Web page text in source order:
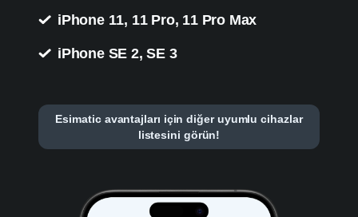
iPhone 11, 11 Pro, 11 Pro Max
iPhone SE 2, SE 3
Esimatic avantajları için diğer uyumlu cihazlar
listesini görün!